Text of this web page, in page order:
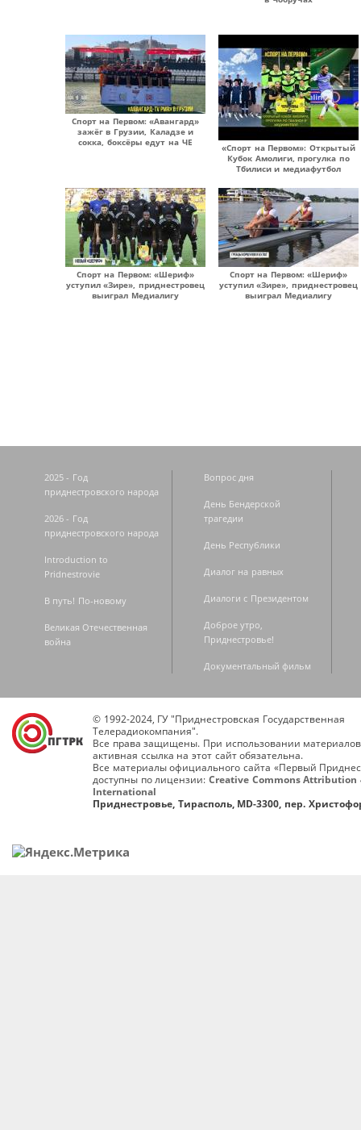
Спорт на Первом: «Авангард»
зажёг в Грузии, Каладзе и
сокка, боксёры едут на ЧЕ
«Спорт на Первом»: Открытый
Кубок Амолиги, прогулка по
Тбилиси и медиафутбол
Спорт на Первом: «Шериф»
уступил «Зире», приднестровец
выиграл Медиалигу
Спорт на Первом: «Шериф»
уступил «Зире», приднестровец
выиграл Медиалигу
2025 - Год
приднестровского народа
2026 - Год
приднестровского народа
Introduction to
Pridnestrovie
В путь! По-новому
Великая Отечественная
война
Вопрос дня
День Бендерской
трагедии
День Республики
Диалог на равных
Диалоги с Президентом
Доброе утро,
Приднестровье!
Документальный фильм
© 1992-2024, ГУ "Приднестровская Государственная
Телерадиокомпания".
Все права защищены. При использовании
активная ссылка на этот сайт обязательна.
Все материалы официального сайта «Первый
доступны по лицензии: Creative Commons Attribution
International
Приднестровье, Тирасполь, MD-3300, пер.